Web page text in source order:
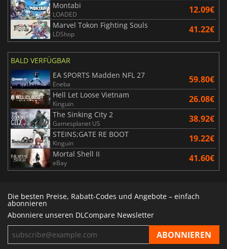
Montabi
LOADED 12.09€
Marvel Tokon Fighting Souls
LDShop 41.22€
BALD VERFÜGBAR
EA SPORTS Madden NFL 27
Eneba 59.80€
Hell Let Loose Vietnam
Kinguin 26.08€
The Sinking City 2
Gamesplanet US 38.92€
STEINS;GATE RE BOOT
Kinguin 19.22€
Mortal Shell II
eBay 41.60€
Die besten Preise, Rabatt-Codes und Angebote – einfach
abonnieren
Abonniere unseren DLCompare Newsletter